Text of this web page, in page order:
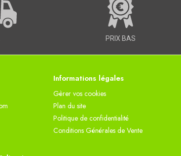
PRIX BAS
Informations légales
Gèrer vos cookies
Plan du site
Politique de confidentialité
Conditions Générales de Vente